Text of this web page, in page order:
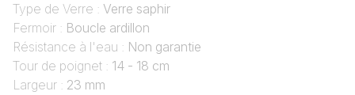
Type de Verre : Verre saphir
Fermoir : Boucle ardillon
Résistance à l'eau : Non garantie
Tour de poignet : 14 - 18 cm
Largeur : 23 mm